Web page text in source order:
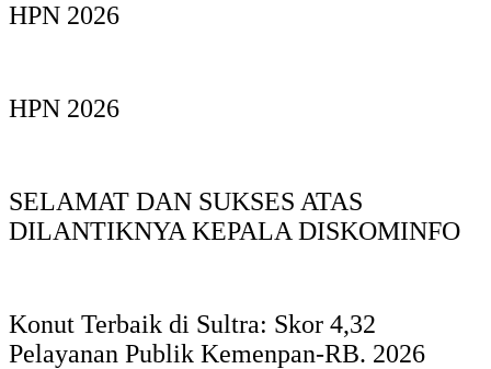
HPN 2026
HPN 2026
SELAMAT DAN SUKSES ATAS
DILANTIKNYA KEPALA DISKOMINFO
Konut Terbaik di Sultra: Skor 4,32
Pelayanan Publik Kemenpan-RB. 2026